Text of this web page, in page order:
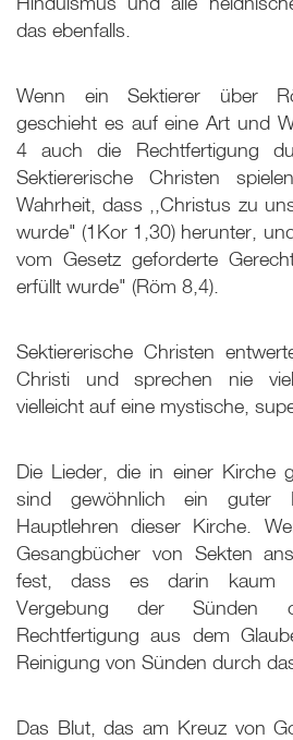
das ebenfalls.
Wenn ein Sektierer über
geschieht es auf eine Art und
4 auch die Rechtfertigung
Sektiererische Christen
Wahrheit, dass ,,Christus zu
wurde" (1Kor 1,30) herunter,
vom Gesetz geforderte
erfüllt wurde" (Röm 8,4).
Sektiererische Christen
Christi und sprechen nie
vielleicht auf eine mystische,
Die Lieder, die in einer Kirche
sind gewöhnlich ein guter
Hauptlehren dieser Kirche.
Gesangbücher von Sekten
fest, dass es darin kaum
Vergebung der Sünden
Rechtfertigung aus dem
Reinigung von Sünden durch
Das Blut, das am Kreuz von